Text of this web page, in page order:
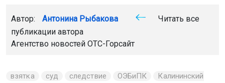
Автор: Антонина Рыбакова
Читать все
публикации автора
Агентство новостей ОТС-Горсайт
взятка суд следствие ОЭБиПК
Калининский